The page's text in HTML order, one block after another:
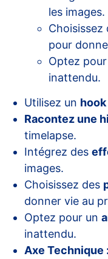
les images.
Choisissez
pour
Optez
inattendu.
Utilisez un
Racontez une
timelapse.
Intégrez des
images.
Choisissez des
donner vie au
Optez pour un
inattendu.
Axe Technique :